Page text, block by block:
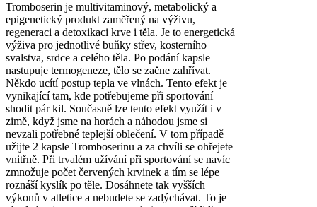
Tromboserin je multivitaminový, metabolický a
epigenetický produkt zaměřený na výživu,
regeneraci a detoxikaci krve i těla. Je to energetická
výživa pro jednotlivé buňky střev, kosterního
svalstva, srdce a celého těla. Po podání kapsle
nastupuje termogeneze, tělo se začne zahřívat.
Někdo ucítí postup tepla ve vlnách. Tento efekt je
vynikající tam, kde potřebujeme při sportování
shodit pár kil. Současně lze tento efekt využít i v
zimě, když jsme na horách a náhodou jsme si
nevzali potřebné teplejší oblečení. V tom případě
užijte 2 kapsle Tromboserinu a za chvíli se ohřejete
vnitřně. Při trvalém užívání při sportování se navíc
zmnožuje počet červených krvinek a tím se lépe
roznáší kyslík po těle. Dosáhnete tak vyšších
výkonů v atletice a nebudete se zadýchávat. To je